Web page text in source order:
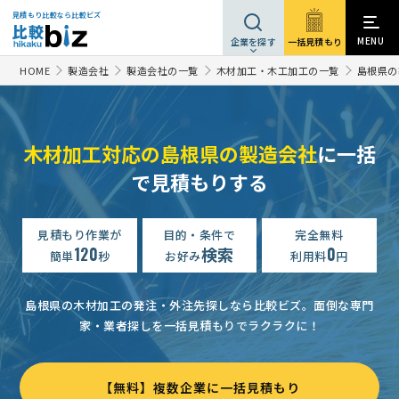
見積もり比較なら比較ビズ
企業を探す 一括見積もり MENU
HOME 製造会社 製造会社の一覧 木材加工・木工加工の一覧 島根県
木材加工対応の島根県の製造会社に一括
で見積もりする
見積もり作業が
簡単120秒
目的・条件で
お好み検索
完全無料
利用料0円
島根県の木材加工の発注・外注先探しなら比較ビズ。 面倒な専門
家・業者探しを一括見積もりでラクラクに！
【無料】複数企業に一括見積もり